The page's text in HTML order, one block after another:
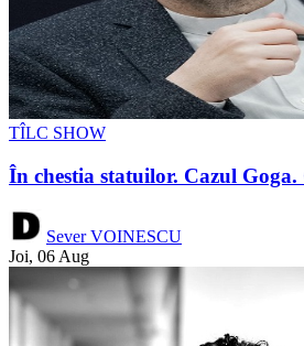
TÎLC SHOW
În chestia statuilor. Cazul Goga.
Sever VOINESCU
Joi, 06 Aug